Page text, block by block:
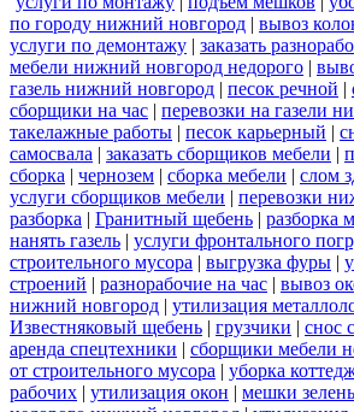
по городу нижний новгород | вывоз
услуги по демонтажу | заказать
мебели нижний новгород недорого |
газель нижний новгород | песок речной |
сборщики на час | перевозки на газели
такелажные работы | песок карьерный |
самосвала | заказать сборщиков мебели |
сборка | чернозем | сборка мебели | слом
услуги сборщиков мебели | перевозки
разборка | Гранитный щебень | разборка
нанять газель | услуги фронтального
строительного мусора | выгрузка фуры |
строений | разнорабочие на час | вывоз
нижний новгород | утилизация
Известняковый щебень | грузчики | снос
аренда спецтехники | сборщики мебели
от строительного мусора | уборка
рабочих | утилизация окон | мешки